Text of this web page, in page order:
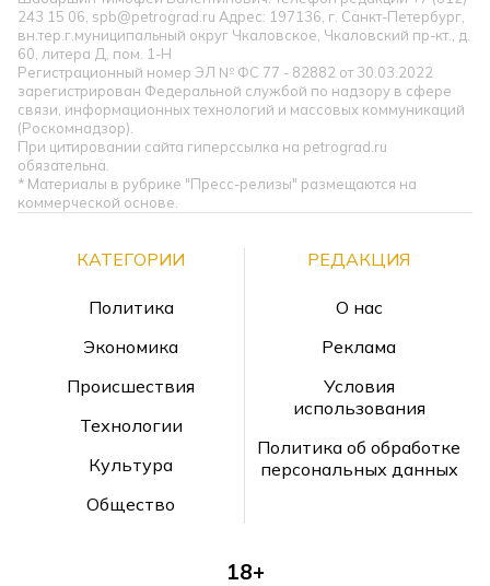
243 15 06, spb@petrograd.ru Адрес: 197136, г. Санкт-Петербург,
вн.тер.г.муниципальный округ Чкаловское, Чкаловский пр-кт., д.
60, литера Д, пом. 1-Н
Регистрационный номер ЭЛ № ФС 77 - 82882 от 30.03.2022
зарегистрирован Федеральной службой по надзору в сфере
связи, информационных технологий и массовых коммуникаций
(Роскомнадзор).
При цитировании сайта гиперссылка на petrograd.ru
обязательна.
* Материалы в рубрике "Пресс-релизы" размещаются на
коммерческой основе.
КАТЕГОРИИ
Политика
Экономика
Происшествия
Технологии
Культура
Общество
РЕДАКЦИЯ
О нас
Реклама
Условия
использования
Политика об обработке
персональных данных
18+